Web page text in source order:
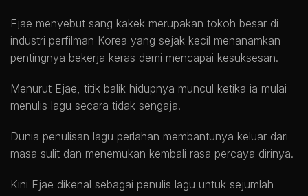
Ejae menyebut sang kakek merupakan tokoh besar di
industri perfilman Korea yang sejak kecil menanamkan
pentingnya bekerja keras demi mencapai kesuksesan.
Menurut Ejae, titik balik hidupnya muncul ketika ia mulai
menulis lagu secara tidak sengaja.
Dunia penulisan lagu perlahan membantunya keluar dari
masa sulit dan menemukan kembali rasa percaya dirinya.
Kini Ejae dikenal sebagai penulis lagu untuk sejumlah